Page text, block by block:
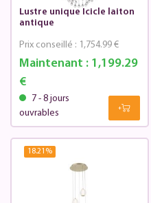
Lustre unique Icicle laiton
antique
Maintenant :1,199.29
€
Prix conseillé : 1,754.99 €
7 - 8 jours
ouvrables
18.21 %